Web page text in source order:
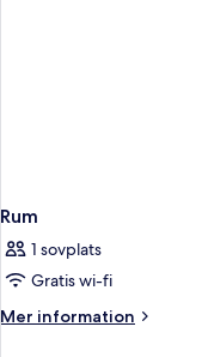
Rum
1 sovplats
Gratis wi-fi
Mer information
Mer